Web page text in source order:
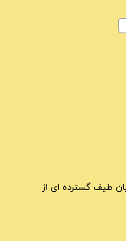
طیف گسترده ای از